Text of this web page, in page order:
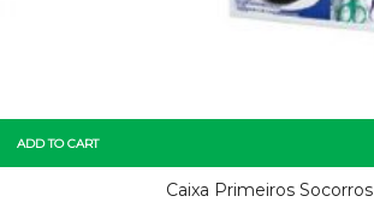
ADD TO CART
Caixa Primeiros Socorros